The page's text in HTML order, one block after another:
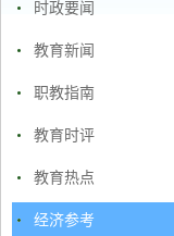
时政要闻
教育新闻
职教指南
教育时评
教育热点
经济参考